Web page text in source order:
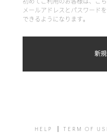
初めてご利用のお客様は、こ
メールアドレスとパスワード
できるようになります。
HELP TERM OF